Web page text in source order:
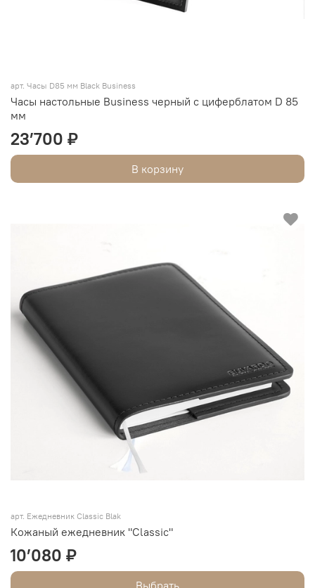
арт. Часы D85 мм Black Business
Часы настольные Business черный с циферблатом D 85
мм
23’700 ₽
В корзину
арт. Ежедневник Classic Blak
Кожаный ежедневник "Classic"
10’080 ₽
Выбрать